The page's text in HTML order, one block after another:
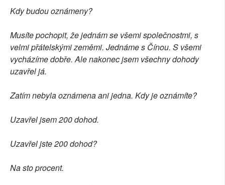
Kdy budou oznámeny?
Musíte pochopit, že jednám se všemi společnostmi, s
velmi přátelskými zeměmi. Jednáme s Čínou. S všemi
vycházíme dobře. Ale nakonec jsem všechny dohody
uzavřel já.
Zatím nebyla oznámena ani jedna. Kdy je oznámíte?
Uzavřel jsem 200 dohod.
Uzavřel jste 200 dohod?
Na sto procent.